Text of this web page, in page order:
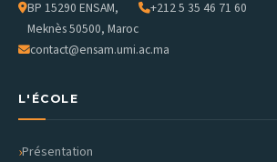
BP 15290 ENSAM,
Meknès 50500, Maroc
+212 5 35 46 71 60
contact@ensam.umi.ac.ma
L'ÉCOLE
Présentation